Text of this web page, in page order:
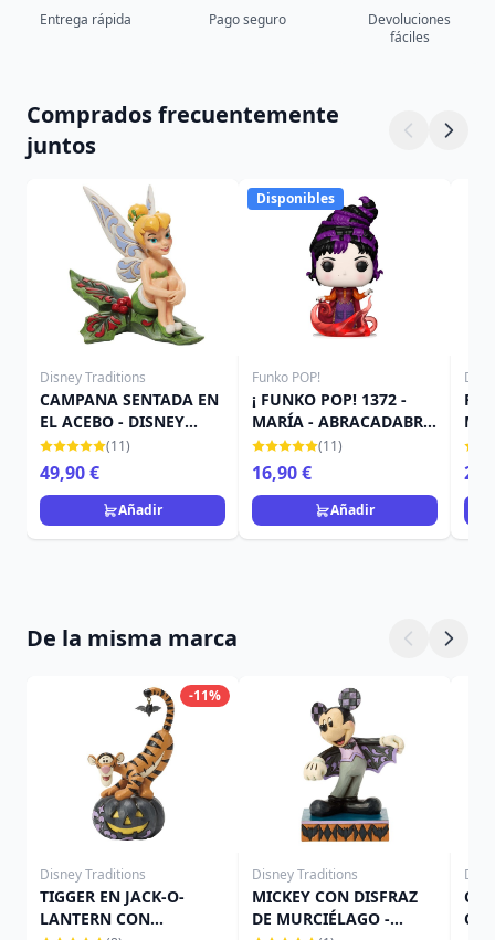
Entrega rápida Pago seguro
Devoluciones
fáciles
Comprados frecuentemente
juntos
Disney Traditions
CAMPANA SENTADA EN
EL ACEBO - DISNEY
TRADITIONS
(11)
49,90 €
Añadir
Disponibles
Funko POP!
¡ FUNKO POP! 1372 -
MARÍA - ABRACADABRA
2
(11)
16,90 €
Añadir
De la misma marca
-11%
Disney Traditions
TIGGER EN JACK-O-
LANTERN CON
Disney Traditions
MICKEY CON DISFRAZ
DE MURCIÉLAGO -